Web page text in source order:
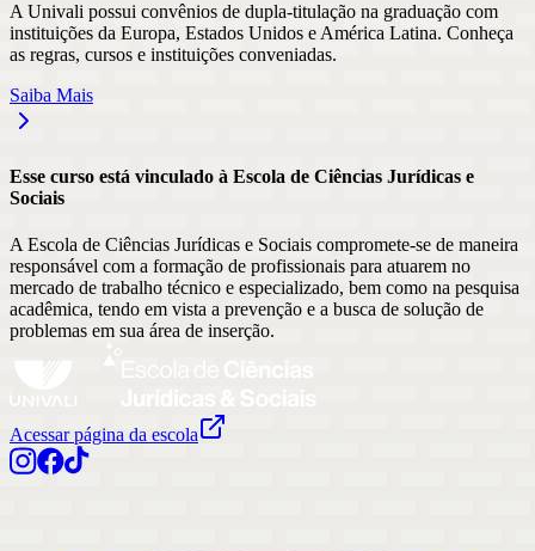
A Univali possui convênios de dupla-titulação na graduação com
instituições da Europa, Estados Unidos e América Latina. Conheça
as regras, cursos e instituições conveniadas.
Saiba Mais
Esse curso está vinculado à Escola de Ciências Jurídicas e
Sociais
A Escola de Ciências Jurídicas e Sociais compromete-se de maneira
responsável com a formação de profissionais para atuarem no
mercado de trabalho técnico e especializado, bem como na pesquisa
acadêmica, tendo em vista a prevenção e a busca de solução de
problemas em sua área de inserção.
Acessar página da escola